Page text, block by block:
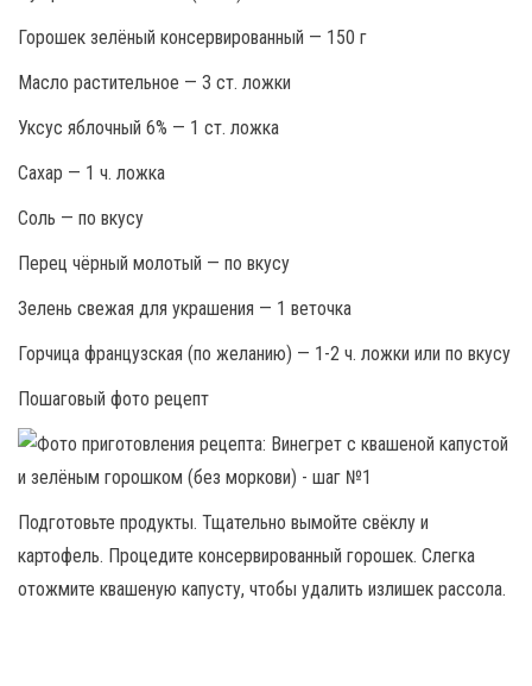
Горошек зелёный консервированный — 150 г
Масло растительное — 3 ст. ложки
Уксус яблочный 6% — 1 ст. ложка
Сахар — 1 ч. ложка
Соль — по вкусу
Перец чёрный молотый — по вкусу
Зелень свежая для украшения — 1 веточка
Горчица французская (по желанию) — 1-2 ч. ложки или по вкусу
Пошаговый фото рецепт
Подготовьте продукты. Тщательно вымойте свёклу и
картофель. Процедите консервированный горошек. Слегка
отожмите квашеную капусту, чтобы удалить излишек рассола.